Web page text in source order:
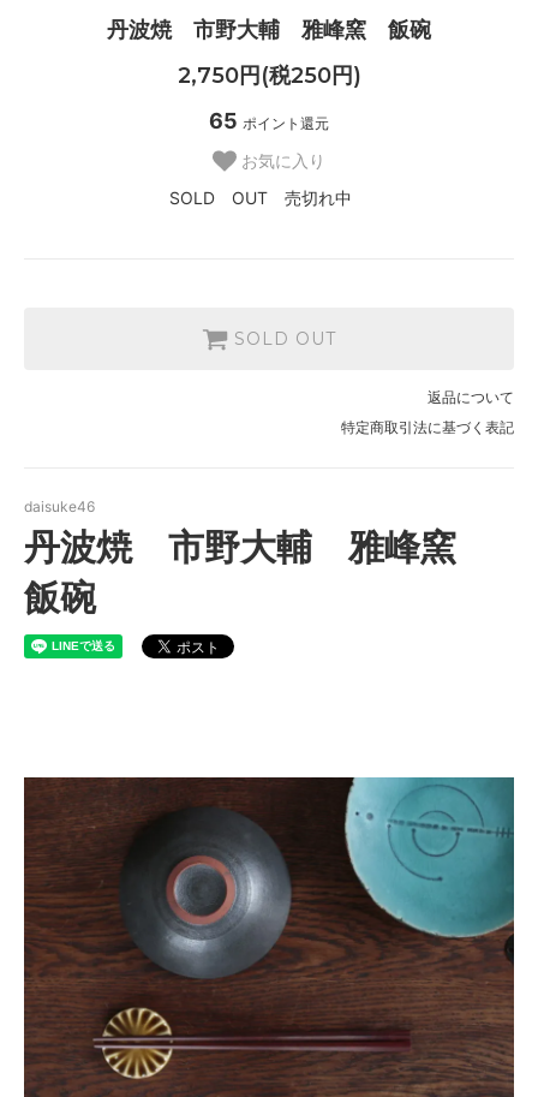
丹波焼 市野大輔 雅峰窯 飯碗
2,750円(税250円)
65 ポイント還元
お気に入り
SOLD OUT 売切れ中
SOLD OUT
返品について
特定商取引法に基づく表記
daisuke46
丹波焼 市野大輔 雅峰窯
飯碗